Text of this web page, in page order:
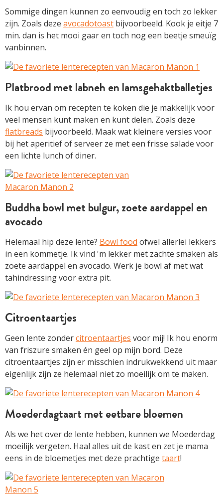
Sommige dingen kunnen zo eenvoudig en toch zo lekker
zijn. Zoals deze avocadotoast bijvoorbeeld. Kook je eitje 7
min. dan is het mooi gaar en toch nog een beetje smeuïg
vanbinnen.
Platbrood met labneh en lamsgehaktballetjes
Ik hou ervan om recepten te koken die je makkelijk voor
veel mensen kunt maken en kunt delen. Zoals deze
flatbreads bijvoorbeeld. Maak wat kleinere versies voor
bij het aperitief of serveer ze met een frisse salade voor
een lichte lunch of diner.
Buddha bowl met bulgur, zoete aardappel en
avocado
Helemaal hip deze lente? Bowl food ofwel allerlei lekkers
in een kommetje. Ik vind 'm lekker met zachte smaken als
zoete aardappel en avocado. Werk je bowl af met wat
tahindressing voor extra pit.
Citroentaartjes
Geen lente zondercitroentaartjes voor mij! Ik hou enorm
van friszure smaken én geel op mijn bord. Deze
citroentaartjes zijn er misschien indrukwekkend uit maar
eigenlijk zijn ze helemaal niet zo moeilijk om te maken.
Moederdagtaart met eetbare bloemen
Als we het over de lente hebben, kunnen we Moederdag
moeilijk vergeten. Haal alles uit de kast en zet je mama
eens in de bloemetjes met deze prachtige taart!